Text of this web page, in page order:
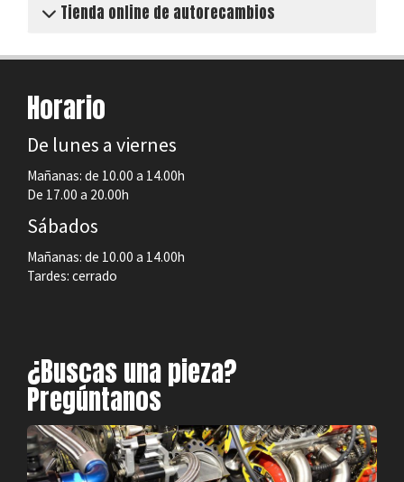
Tienda online de autorecambios
Horario
De lunes a viernes
Mañanas: de 10.00 a 14.00h
De 17.00 a 20.00h
Sábados
Mañanas: de 10.00 a 14.00h
Tardes: cerrado
¿Buscas una pieza?
Pregúntanos